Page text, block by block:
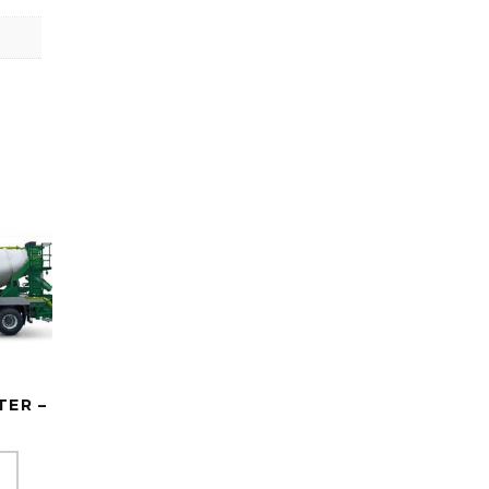
–
Fax : (+216) 71 77 09 66
Route de Tunis GP1 Akouda Sousse
Tel : (+216) 70 60 30 64
Route Express Sfax - Chaffar – Mahres